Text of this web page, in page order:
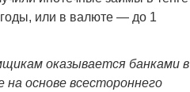
или в валюте — до 1
оказывается банками в
на основе всестороннего